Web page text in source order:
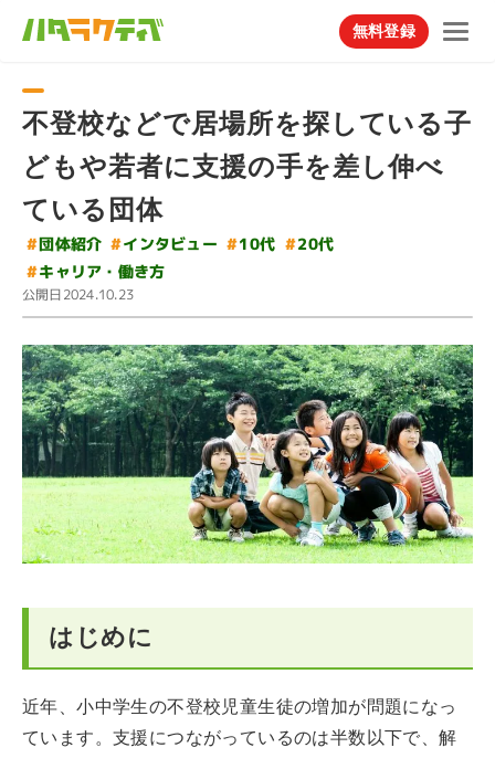
無料登録
不登校などで居場所を探している子
どもや若者に支援の手を差し伸べ
ている団体
#団体紹介 #インタビュー #10代 #20代
#キャリア・働き方
公開日2024.10.23
はじめに
近年、小中学生の不登校児童生徒の増加が問題になっ
ています。支援につながっているのは半数以下で、解